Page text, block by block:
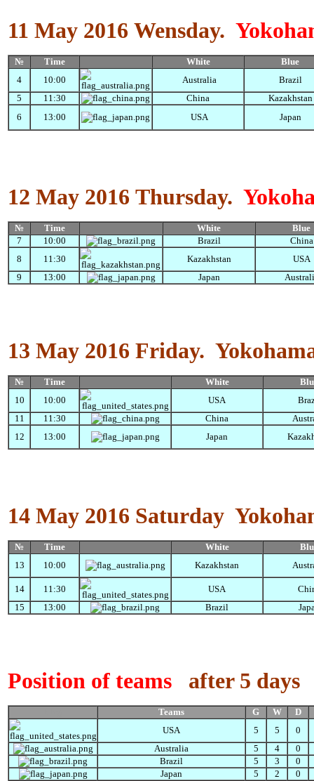
11 May 2016 Wensday.
№ Time White
Blue
4
10:00 Australia
Brazil
5
11:30 China
Kazakhstan
6
13:00 USA Japan
12 May 2016 Thursday.
№ Time White
Blue
7
10:00 Brazil
China
8
11:30 Kazakhstan
USA
9
13:00 Japan
13 May 2016 Friday.
№ Time White
10
10:00 USA
11
11:30 China
12
13:00 Japan
14 May 2016 Saturday
№ Time White
13
10:00 Kazakhstan
14 11:30 USA
15
13:00 Brazil
Position of teams after 5 days
Teams G W
D
USA
5 5
0
Australia
5 4
0
Brazil
5 3
0
Japan
5 2 0